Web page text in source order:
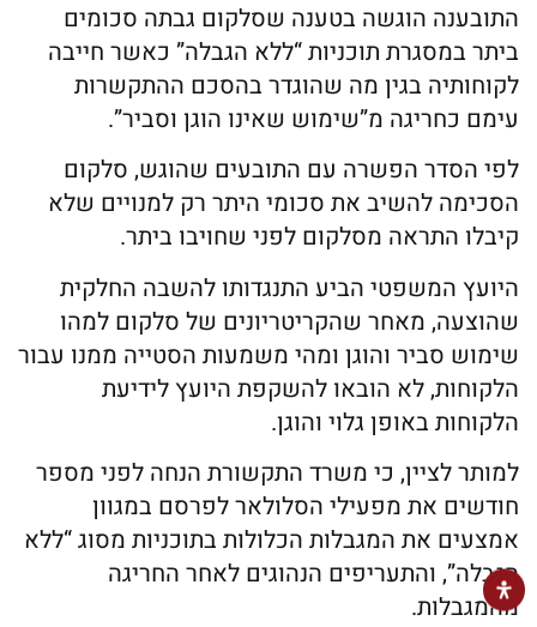
התובענה הוגשה בטענה שסלקום גבתה סכומים
ביתר במסגרת תוכניות “ללא הגבלה” כאשר חייבה
לקוחותיה בגין מה שהוגדר בהסכם ההתקשרות
עימם כחריגה מ”שימוש שאינו הוגן וסביר”.
לפי הסדר הפשרה עם התובעים שהוגש, סלקום
הסכימה להשיב את סכומי היתר רק למנויים שלא
קיבלו התראה מסלקום לפני שחויבו ביתר.
היועץ המשפטי הביע התנגדותו להשבה החלקית
שהוצעה, מאחר שהקריטריונים של סלקום למהו
שימוש סביר והוגן ומהי משמעות הסטייה ממנו עבור
הלקוחות, לא הובאו להשקפת היועץ לידיעת
הלקוחות באופן גלוי והוגן.
למותר לציין, כי משרד התקשורת הנחה לפני מספר
חודשים את מפעילי הסלולאר לפרסם במגוון
אמצעים את המגבלות הכלולות בתוכניות מסוג “ללא
הגבלה”, והתעריפים הנהוגים לאחר החריגה
מהמגבלות.